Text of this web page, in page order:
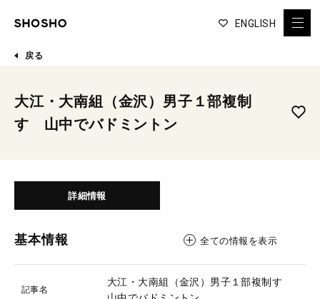
ENGLISH
戻る
大江・大南組（金沢）男子１部複制
す 山中でバドミントン
詳細情報
基本情報 全ての情報を表示
記事名
大江・大南組（金沢）男子１部複制す